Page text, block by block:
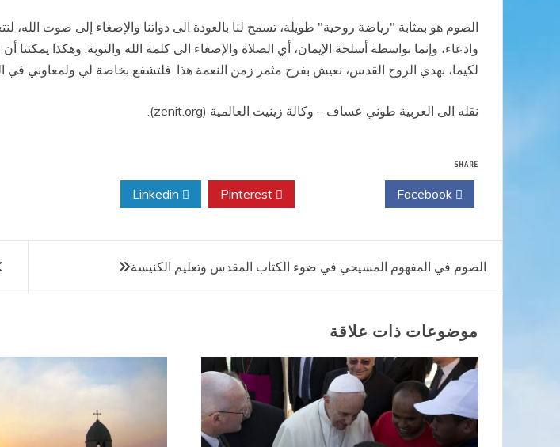
الصوم هو بمثابة "رياضة روحية" طويلة، تسمح لنا بالعودة الى ذواتنا والإصغاء إلى صوت
وادعاء، وإنما بواسطة أسلحة الإيمان، أي الصلاة والإصغاء الى كلمة الله والتوبة. وهكذا
لكيما، بهدي الروح القدس، نعيش بفرح مثمر زمن النعمة هذا. فلتشفع بخاصة لي ولمعاوني في
نقله الى العربية طوني عساف – وكالة زينيت العالمية (zenit.org).
SHARE
تصفّح
المقالات
الصوم في المفهوم المسيحي في ضوء الكتاب المقدس وتعليم الكنيسة
موضوعات ذات علاقة